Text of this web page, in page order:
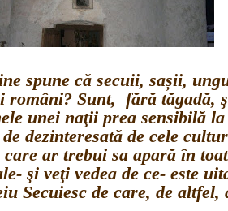
spune că secuii, sașii,
români? Sunt, fără tăgadă,
unei naţii prea sensibilă
dezinteresată de cele
care ar trebui sa apară în
şi veţi vedea de ce- este
Secuiesc de care, de